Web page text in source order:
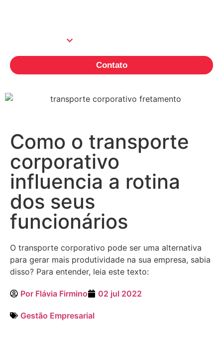
Contato
Como o transporte
corporativo
influencia a rotina
dos seus
funcionários
O transporte corporativo pode ser uma alternativa
para gerar mais produtividade na sua empresa, sabia
disso? Para entender, leia este texto:
Por Flávia Firmino 02 jul 2022
Gestão Empresarial